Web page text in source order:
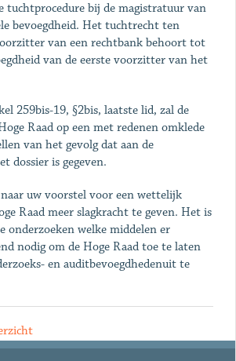
tuchtprocedure bij de magistratuur van
bevoegdheid. Het tuchtrecht ten
van een rechtbank behoort tot
van de eerste voorzitter van het
259bis-19, §2bis, laatste lid, zal de
Raad op een met redenen omklede
van het gevolg dat aan de
dossier is gegeven.
uw voorstel voor een wettelijk
Raad meer slagkracht te geven. Het is
onderzoeken welke middelen er
nodig om de Hoge Raad toe te laten
en auditbevoegdhedenuit te